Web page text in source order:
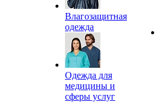
Влагозащитная
одежда
Одежда для
медицины и
сферы услуг